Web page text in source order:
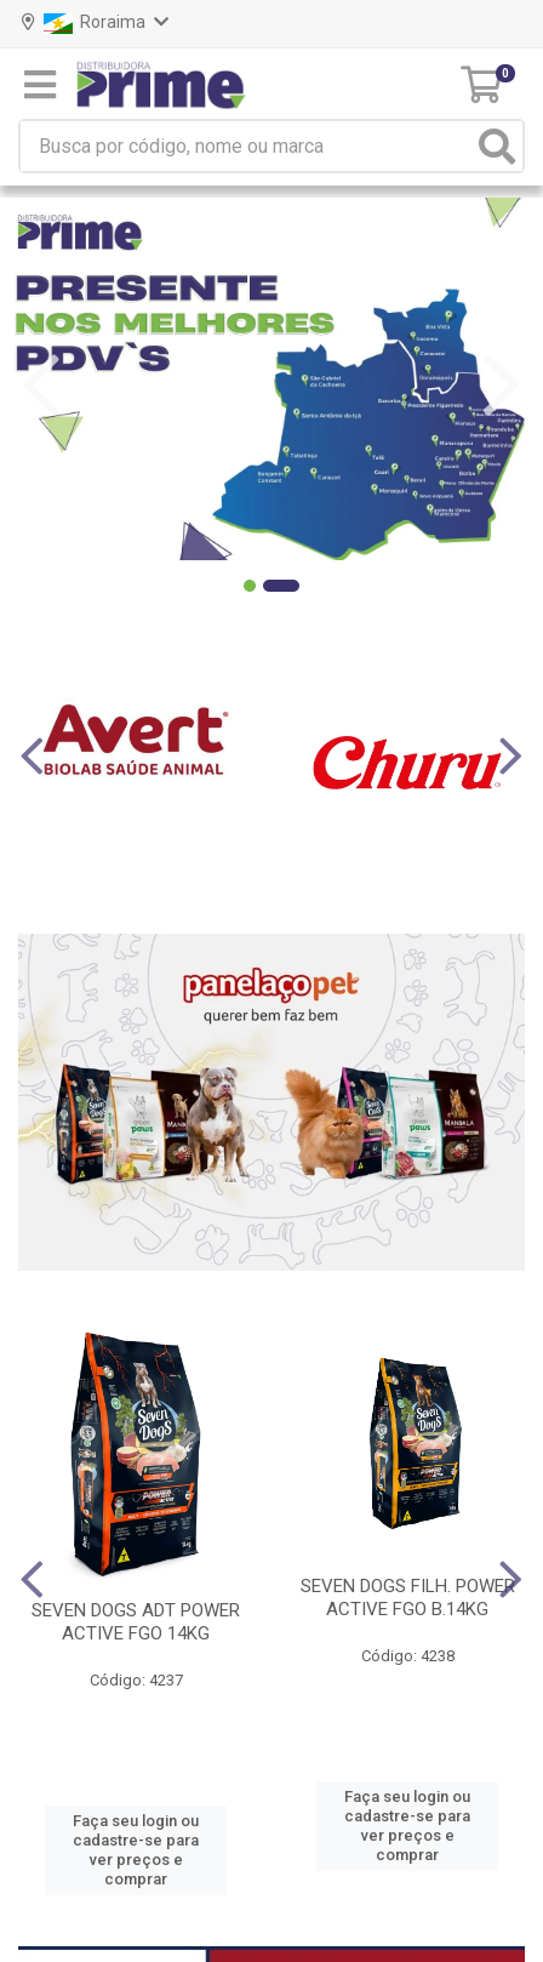
Roraima
0
SEVEN DOGS ADT POWER
ACTIVE FGO 14KG
Código: 4237
Faça seu login ou
cadastre-se para
ver preços e
comprar
SEVEN DOGS FILH. POWER
ACTIVE FGO B.14KG
Código: 4238
Faça seu login ou
cadastre-se para
ver preços e
comprar